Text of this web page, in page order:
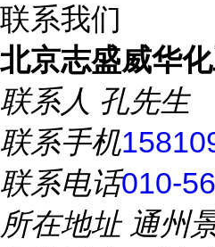
联系我们
北京志盛威华
联系人 孔先生
联系手机
联系电话010-
所在地址通州